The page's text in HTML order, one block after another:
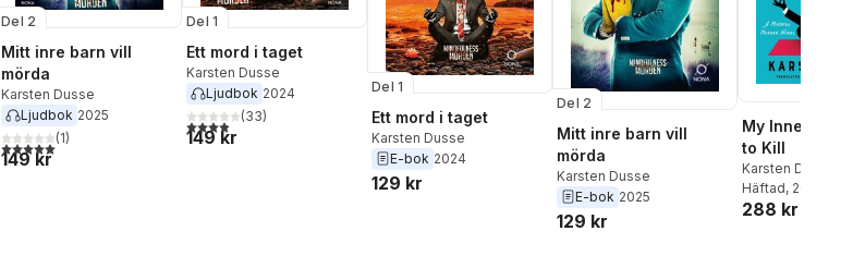
Del 2
Mitt inre barn vill
mörda
Karsten Dusse
Ljudbok 2025
5,0utav 5 stjärnor. Totalt antal röster:
(1)
149 kr
Del 1
Ett mord i taget
Karsten Dusse
Ljudbok 2024
3,9utav 5 stjärnor. Totalt antal röster:
(33)
149 kr
Del 1
Ett mord i taget
Karsten Dusse
E-bok 2024
129 kr
Del 2
Mitt inre barn vill
mörda
Karsten Dusse
E-bok 2025
129 kr
My Inner
to Kill
Karsten Dusse
Häftad, 2026
288 kr